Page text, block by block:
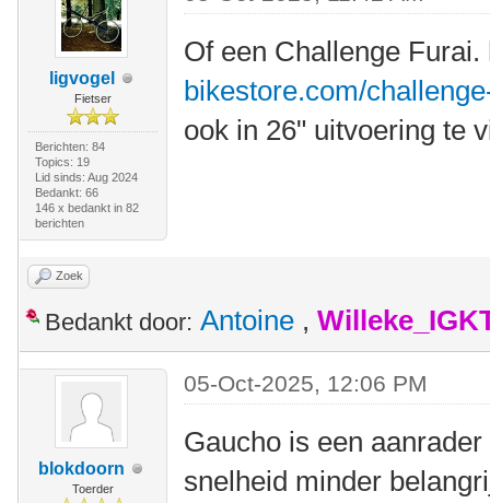
ligvogel
Fietser
Berichten: 84
Topics: 19
Lid sinds: Aug 2024
Bedankt: 66
146 x bedankt in 82
berichten
Of een Challenge Furai.
bikestore.com/
ook in 26" uitvoering te
Zoek
Bedankt door: Antoine ,
blokdoorn
Toerder
05-Oct-2025, 12:06 PM
Gaucho is een
snelheid minder